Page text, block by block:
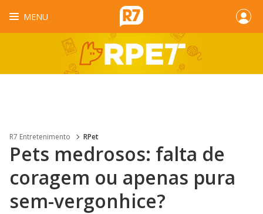
MENU
R7 Entretenimento RPet
Pets medrosos: falta de
coragem ou apenas pura
sem-vergonhice?